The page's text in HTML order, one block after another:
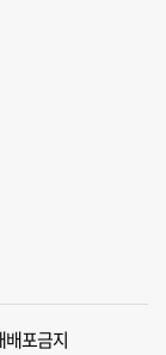
포금지